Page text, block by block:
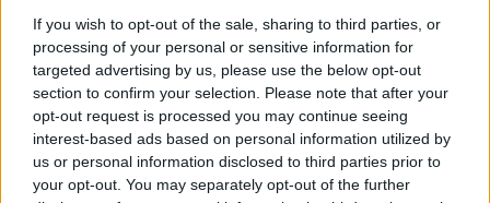
If you wish to opt-out of the sale, sharing to third parties, or
processing of your personal or sensitive information for
targeted advertising by us, please use the below opt-out
section to confirm your selection. Please note that after your
opt-out request is processed you may continue seeing
interest-based ads based on personal information utilized by
us or personal information disclosed to third parties prior to
your opt-out. You may separately opt-out of the further
UDMR
PMP (Tomac)
Forța Dreptei (L. Orban)
PNȚMM
REPER
SENS